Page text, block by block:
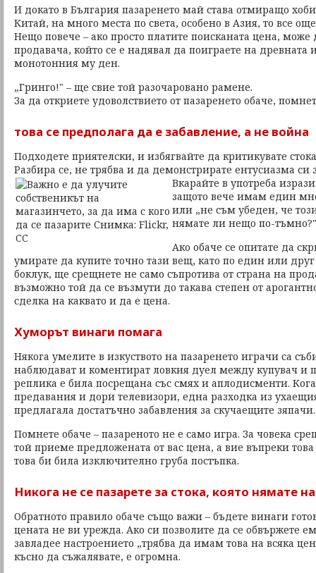
И докато в България пазаренето май става отмиращо
Китай, на много места по света, особено в Азия, то все
Нещо повече – ако просто платите поисканата цена,
продавача, който се е надявал да поиграете на древната
монотонния му ден.
„Гринго!" – ще свие той разочаровано рамене.
За да откриете удоволствието от пазаренето обаче,
това се предполага да е забавление, а не война
Подходете приятелски, и избягвайте да критикувате
Разбира се, не трябва и да демонстрирате ентусиазма си
Вкарайте в употреба
защото вече имам един
или „не съм убеден, че
нямате ли нещо по-тъмно?"
Ако обаче се опитате да
умирате да купите точно тази вещ, като по един или
боклук, ще срещнете не само съпротива от страна на
възможно той да се възмути до такава степен от
сделка на каквато и да е цена.
Хуморът винаги помага
Някога умелите в изкуството на пазаренето играчи са
наблюдават и коментират ловкия дуел между купувач и
реплика е била посрещана със смях и аплодисменти.
предавания и дори телевизори, една разходка из
предлагала достатъчно забавления за скучаещите зяпачи.
Помнете обаче – пазареното не е само игра. За човека
той приеме предложената от вас цена, а вие въпреки
това би била изключително груба постъпка.
Никога не се пазарете за стока, която нямате
Обратното правило обаче също важи – бъдете винаги
цената не ви урежда. Ако си позволите да се обвържете
завладее настроението „трябва да имам това на всяка
късно да съжалявате, е огромна.